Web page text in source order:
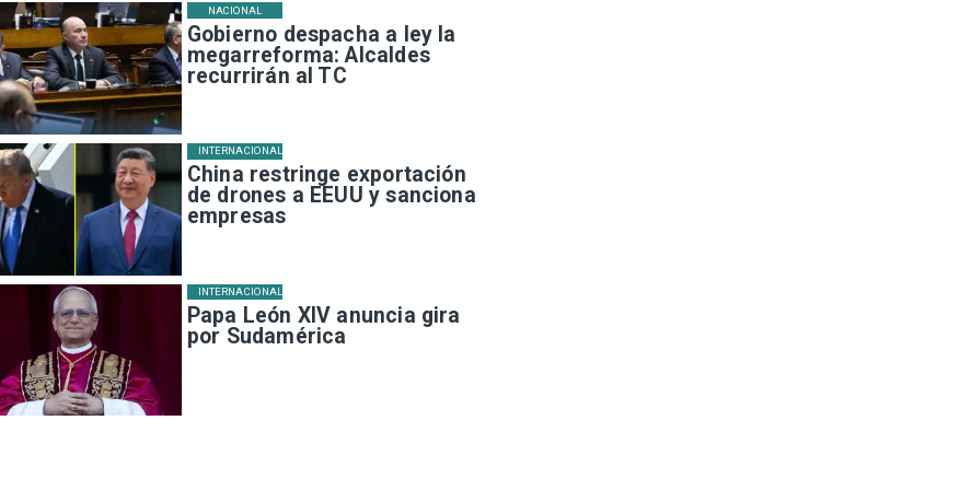
Gobierno despacha a ley la
megarreforma: Alcaldes
recurrirán al TC
NACIONAL
China restringe exportación
de drones a EEUU y sanciona
empresas
INTERNACIONAL
Papa León XIV anuncia gira
por Sudamérica
INTERNACIONAL